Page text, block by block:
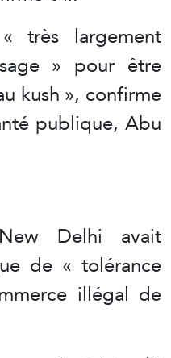
très largement
» pour être
kush », confirme
publique, Abu
Delhi avait
de « tolérance
illégal de